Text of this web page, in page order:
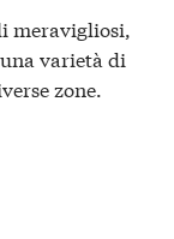
varietà di
zone.